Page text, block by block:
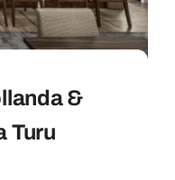
&
Turu